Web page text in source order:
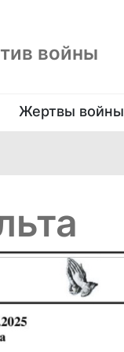
войны
Жертвы войны